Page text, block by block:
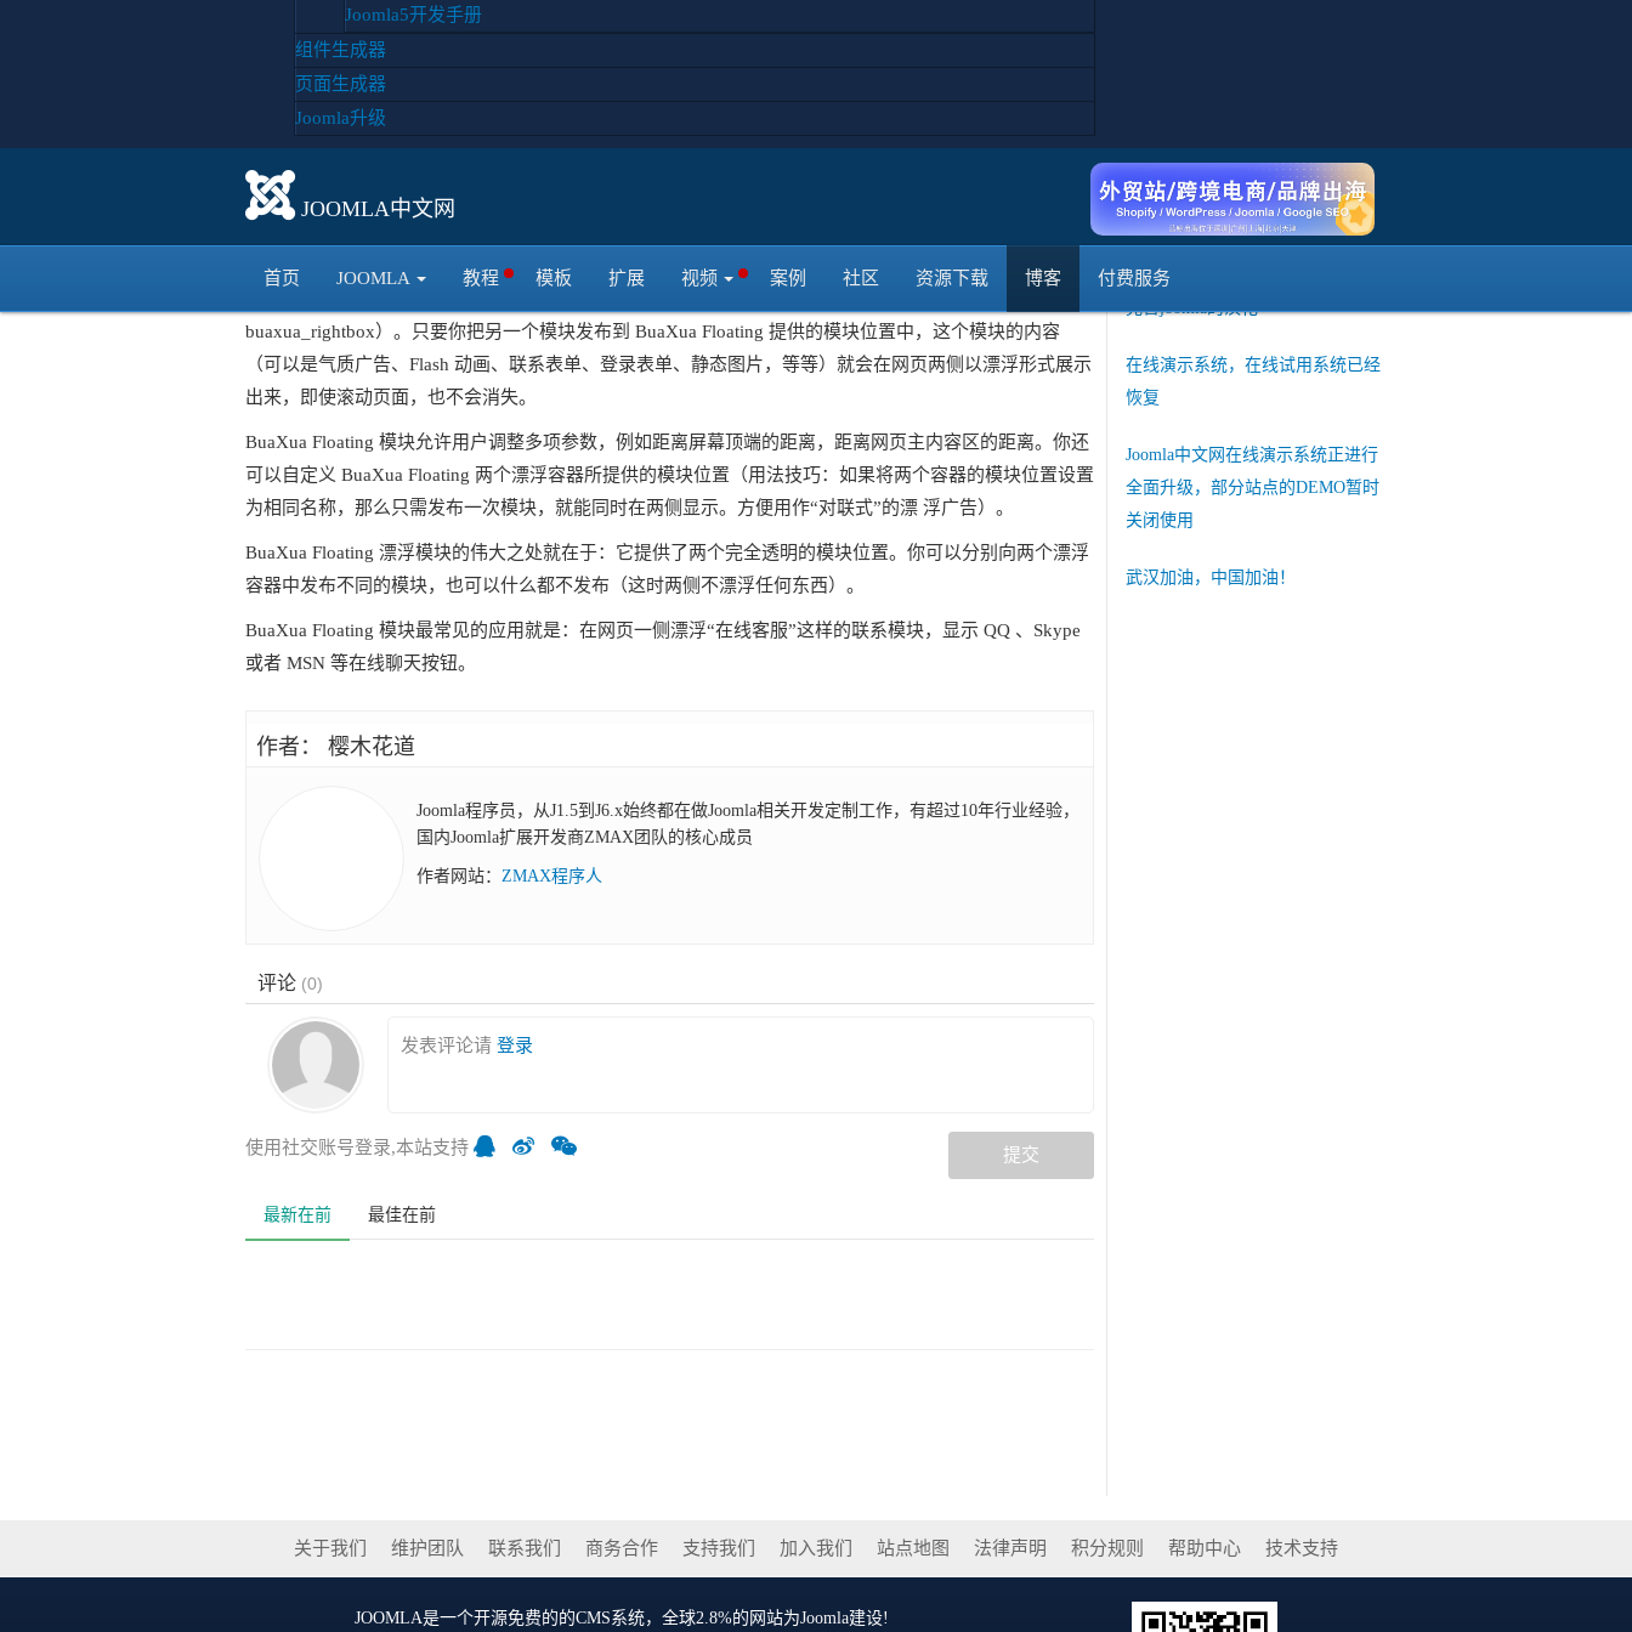
Joomla5开发手册
组件生成器
页面生成器
Joomla升级
JOOMLA中文网
首页 JOOMLA 教程 模板 扩展 视频 案例 社区 资源下载 博客 付费服务
个“模块容器”。
以向这两个漂浮容器中发布任何模块，
buaxua_rightbox）。只要你把另一个模块发布到 BuaXua Floating 提供的模块位置中，这个模块的内容
（可以是气质广告、Flash 动画、联系表单、登录表单、静态图片，等等）就会在网页两侧以漂浮形式展示
出来，即使滚动页面，也不会消失。
BuaXua Floating 模块允许用户调整多项参数，例如距离屏幕顶端的距离，距离网页主内容区的距离。你还
可以自定义 BuaXua Floating 两个漂浮容器所提供的模块位置（用法技巧：如果将两个容器的模块位置设置
为相同名称，那么只需发布一次模块，就能同时在两侧显示。方便用作“对联式”的漂 浮广告）。
BuaXua Floating 漂浮模块的伟大之处就在于：它提供了两个完全透明的模块位置。你可以分别向两个漂浮
容器中发布不同的模块，也可以什么都不发布（这时两侧不漂浮任何东西）。
BuaXua Floating 模块最常见的应用就是：在网页一侧漂浮“在线客服”这样的联系模块，显示 QQ 、Skype
或者 MSN 等在线聊天按钮。
作者： 樱木花道
Joomla程序员，从J1.5到J6.x始终都在做Joomla相关开发定制工作，有超过10年行业经验，
国内Joomla扩展开发商ZMAX团队的核心成员
作者网站： ZMAX程序人
评论 (0)
发表评论请 登录
使用社交账号登录,本站支持 提交
最新在前 最佳在前
菜单保存的时候提示出错
joomla官方发布 3.10 Alpha3版本
完善joomla的汉化
在线演示系统，在线试用系统已经
恢复
Joomla中文网在线演示系统正进行
全面升级，部分站点的DEMO暂时
关闭使用
武汉加油，中国加油！
关于我们 维护团队 联系我们 商务合作 支持我们 加入我们 站点地图 法律声明 积分规则 帮助中心 技术支持
JOOMLA是一个开源免费的的CMS系统，全球2.8%的网站为Joomla建设!